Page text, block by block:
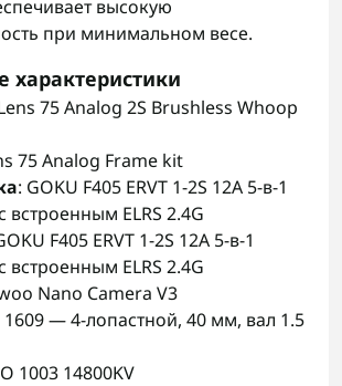
высокую
при минимальном весе.
характеристики
75 Analog 2S Brushless Whoop
75 Analog Frame kit
: GOKU F405 ERVT 1-2S 12A 5-в-1
встроенным ELRS 2.4G
F405 ERVT 1-2S 12A 5-в-1
встроенным ELRS 2.4G
Nano Camera V3
1609 — 4-лопастной, 40 мм, вал 1.5
1003 14800KV